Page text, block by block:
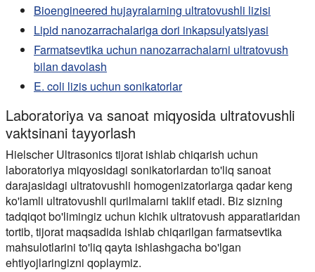
Bioengineered hujayralarning ultratovushli lizisi
Lipid nanozarrachalariga dori inkapsulyatsiyasi
Farmatsevtika uchun nanozarrachalarni ultratovush
bilan davolash
E. coli lizis uchun sonikatorlar
Laboratoriya va sanoat miqyosida ultratovushli
vaktsinani tayyorlash
Hielscher Ultrasonics tijorat ishlab chiqarish uchun
laboratoriya miqyosidagi sonikatorlardan to'liq sanoat
darajasidagi ultratovushli homogenizatorlarga qadar keng
ko'lamli ultratovushli qurilmalarni taklif etadi. Biz sizning
tadqiqot bo'limingiz uchun kichik ultratovush apparatlaridan
tortib, tijorat maqsadida ishlab chiqarilgan farmatsevtika
mahsulotlarini to'liq qayta ishlashgacha bo'lgan
ehtiyojlaringizni qoplaymiz.